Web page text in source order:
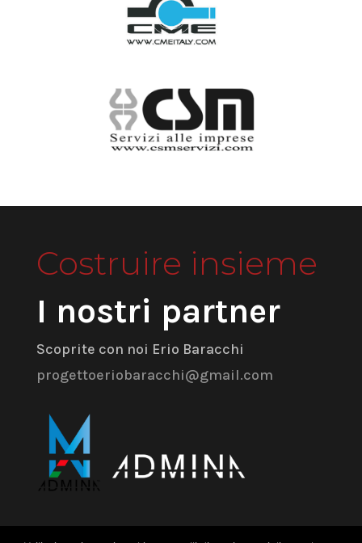
Costruire insieme
I nostri partner
Scoprite con noi Erio Baracchi
progettoeriobaracchi@gmail.com